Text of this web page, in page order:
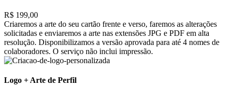
R$ 199,00
Criaremos a arte do seu cartão frente e verso, faremos as alterações
solicitadas e enviaremos a arte nas extensões JPG e PDF em alta
resolução. Disponibilizamos a versão aprovada para até 4 nomes de
colaboradores. O serviço não inclui impressão.
Logo + Arte de Perfil